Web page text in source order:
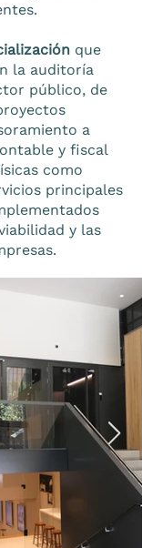
que
la auditoría
público, de
a
y fiscal
como
principales
y las